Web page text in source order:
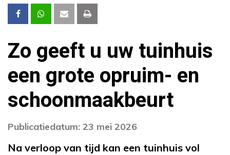
Zo geeft u uw tuinhuis
een grote opruim- en
schoonmaakbeurt
Publicatiedatum: 23 mei 2026
Na verloop van tijd kan een tuinhuis vol